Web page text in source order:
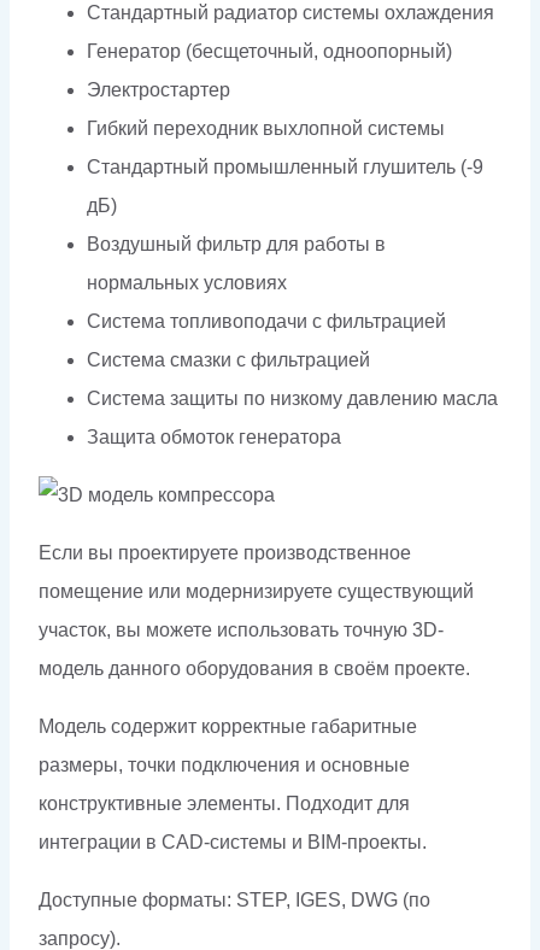
Стандартный радиатор системы охлаждения
Генератор (бесщеточный, одноопорный)
Электростартер
Гибкий переходник выхлопной системы
Стандартный промышленный глушитель (-9
дБ)
Воздушный фильтр для работы в
нормальных условиях
Система топливоподачи с фильтрацией
Система смазки с фильтрацией
Система защиты по низкому давлению масла
Защита обмоток генератора
Если вы проектируете производственное
помещение или модернизируете существующий
участок, вы можете использовать точную 3D-
модель данного оборудования в своём проекте.
Модель содержит корректные габаритные
размеры, точки подключения и основные
конструктивные элементы. Подходит для
интеграции в CAD-системы и BIM-проекты.
Доступные форматы: STEP, IGES, DWG (по
запросу).